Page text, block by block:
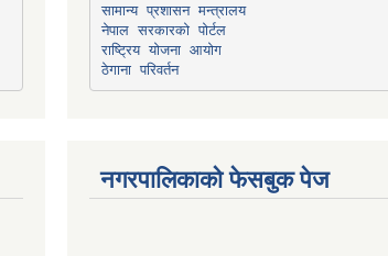
सामान्य प्रशासन मन्त्रालय
नेपाल सरकारको पोर्टल
राष्ट्रिय योजना आयोग
ठेगाना परिवर्तन
नगरपालिकाको फेसबुक पेज